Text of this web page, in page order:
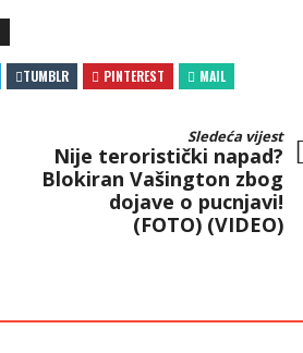
TUMBLR PINTEREST MAIL
Sledeća vijest
Nije teroristički napad?
Blokiran Vašington zbog
dojave o pucnjavi!
(FOTO) (VIDEO)